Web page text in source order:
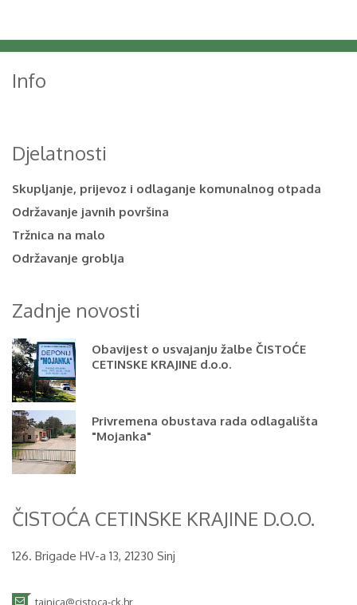
Info
Djelatnosti
Skupljanje, prijevoz i odlaganje komunalnog otpada
Održavanje javnih površina
Tržnica na malo
Održavanje groblja
Zadnje novosti
Obavijest o usvajanju žalbe ČISTOĆE
CETINSKE KRAJINE d.o.o.
Privremena obustava rada odlagališta
"Mojanka"
ČISTOĆA CETINSKE KRAJINE D.O.O.
126. Brigade HV-a 13, 21230 Sinj
tajnica@cistoca-ck.hr